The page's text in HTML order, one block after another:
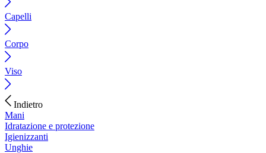
Capelli
Corpo
Viso
Indietro
Mani
Idratazione e protezione
Igienizzanti
Unghie